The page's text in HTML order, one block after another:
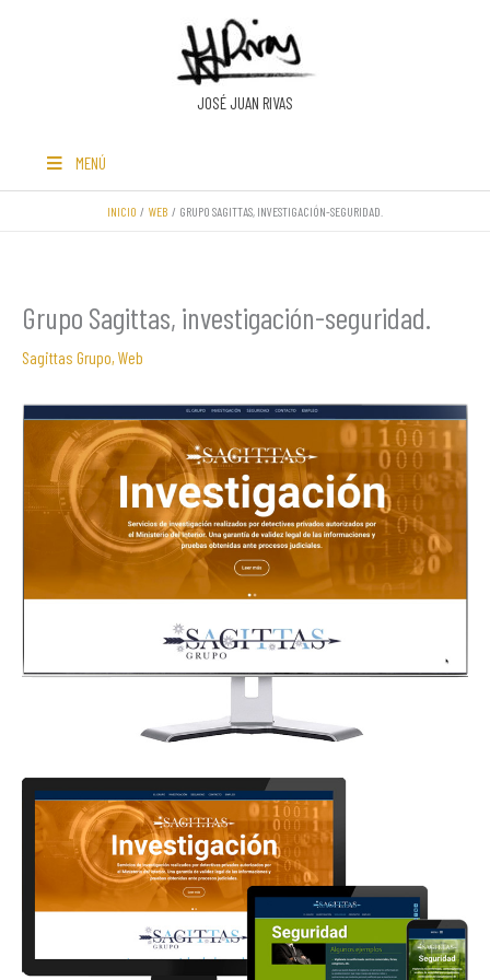
JOSÉ JUAN RIVAS
MENÚ
INICIO WEB GRUPO SAGITTAS, INVESTIGACIÓN-SEGURIDAD.
Grupo Sagittas, investigación-seguridad.
Sagittas Grupo, Web